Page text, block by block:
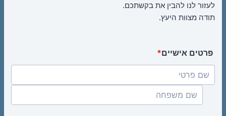
לעזור לנו להבין את בקשתכם.
תודה מצוות היעץ.
פרטים אישיים*